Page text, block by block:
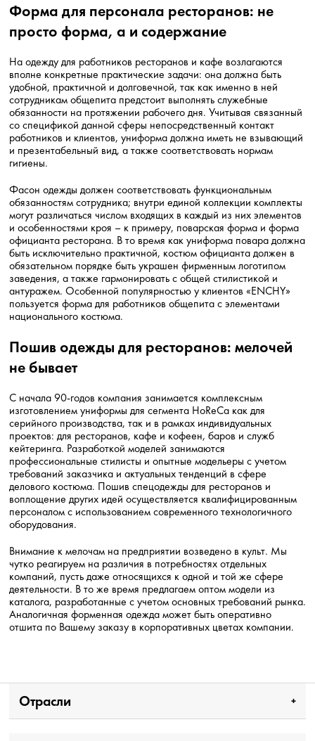
Форма для персонала ресторанов: не
просто форма, а и содержание
На одежду для работников ресторанов и кафе возлагаются
вполне конкретные практические задачи: она должна быть
удобной, практичной и долговечной, так как именно в ней
сотрудникам общепита предстоит выполнять служебные
обязанности на протяжении рабочего дня. Учитывая связанный
со спецификой данной сферы непосредственный контакт
работников и клиентов, униформа должна иметь не взывающий
и презентабельный вид, а также соответствовать нормам
гигиены.
Фасон одежды должен соответствовать функциональным
обязанностям сотрудника; внутри единой коллекции комплекты
могут различаться числом входящих в каждый из них элементов
и особенностями кроя – к примеру, поварская форма и форма
официанта ресторана. В то время как униформа повара должна
быть исключительно практичной, костюм официанта должен в
обязательном порядке быть украшен фирменным логотипом
заведения, а также гармонировать с общей стилистикой и
антуражем. Особенной популярностью у клиентов «ENCHY»
пользуется форма для работников общепита с элементами
национального костюма.
Пошив одежды для ресторанов: мелочей
не бывает
С начала 90-годов компания занимается комплексным
изготовлением униформы для сегмента HoReCa как для
серийного производства, так и в рамках индивидуальных
проектов: для ресторанов, кафе и кофеен, баров и служб
кейтеринга. Разработкой моделей занимаются
профессиональные стилисты и опытные модельеры с учетом
требований заказчика и актуальных тенденций в сфере
делового костюма. Пошив спецодежды для ресторанов и
воплощение других идей осуществляется квалифицированным
персоналом с использованием современного технологичного
оборудования.
Внимание к мелочам на предприятии возведено в культ. Мы
чутко реагируем на различия в потребностях отдельных
компаний, пусть даже относящихся к одной и той же сфере
деятельности. В то же время предлагаем оптом модели из
каталога, разработанные с учетом основных требований рынка.
Аналогичная форменная одежда может быть оперативно
отшита по Вашему заказу в корпоративных цветах компании.
Отрасли